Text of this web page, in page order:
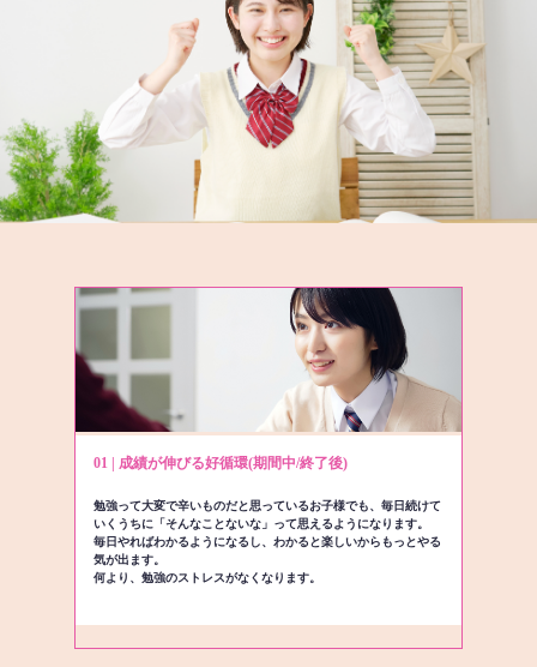
01 | 成績が伸びる好循環(期間中/終了後)
勉強って大変で辛いものだと思っているお子様でも、毎日続けて
いくうちに「そんなことないな」って思えるようになります。
毎日やればわかるようになるし、わかると楽しいからもっとやる
気が出ます。
何より、勉強のストレスがなくなります。